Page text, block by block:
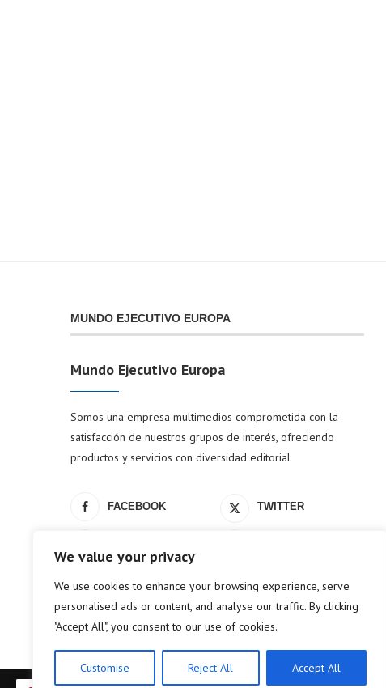
We value your privacy
We use cookies to enhance your browsing experience, serve
personalised ads or content, and analyse our traffic. By clicking
"Accept All", you consent to our use of cookies.
Customise Reject All Accept All
MUNDO EJECUTIVO EUROPA
Mundo Ejecutivo Europa
Somos una empresa multimedios comprometida con la
satisfacción de nuestros grupos de interés, ofreciendo
productos y servicios con diversidad editorial
FACEBOOK TWITTER